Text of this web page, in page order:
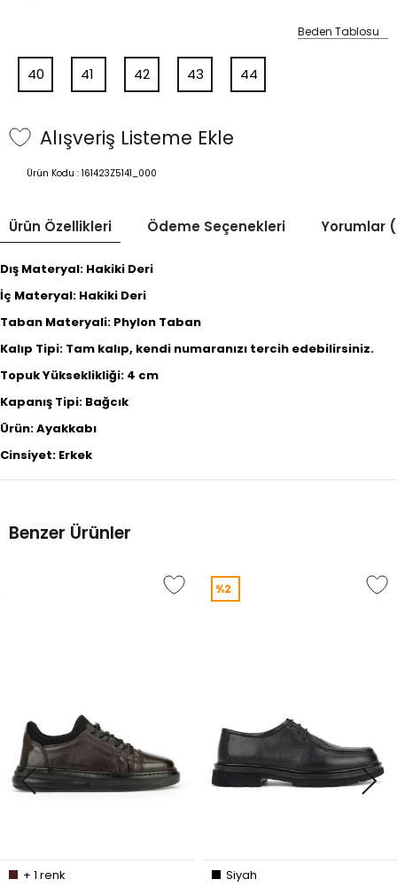
Beden Tablosu
40 41 42 43 44
Alışveriş Listeme Ekle
Ürün Kodu : 161423Z5141_000
Ürün Özellikleri Ödeme Seçenekleri Yorumlar
Dış Materyal: Hakiki Deri
İç Materyal: Hakiki Deri
Taban Materyali: Phylon Taban
Kalıp Tipi: Tam kalıp, kendi numaranızı tercih edebilirsiniz.
Topuk Yükseklikliği: 4 cm
Kapanış Tipi: Bağcık
Ürün: Ayakkabı
Cinsiyet: Erkek
Benzer Ürünler
+ 1 renk
%2
Siyah